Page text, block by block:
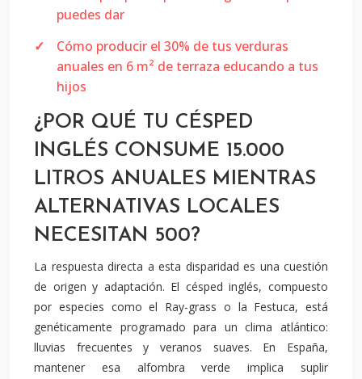
puedes dar
Cómo producir el 30% de tus verduras
anuales en 6 m² de terraza educando a tus
hijos
¿POR QUÉ TU CÉSPED
INGLÉS CONSUME 15.000
LITROS ANUALES MIENTRAS
ALTERNATIVAS LOCALES
NECESITAN 500?
La respuesta directa a esta disparidad es una cuestión
de origen y adaptación. El césped inglés, compuesto
por especies como el Ray-grass o la Festuca, está
genéticamente programado para un clima atlántico:
lluvias frecuentes y veranos suaves. En España,
mantener esa alfombra verde implica suplir